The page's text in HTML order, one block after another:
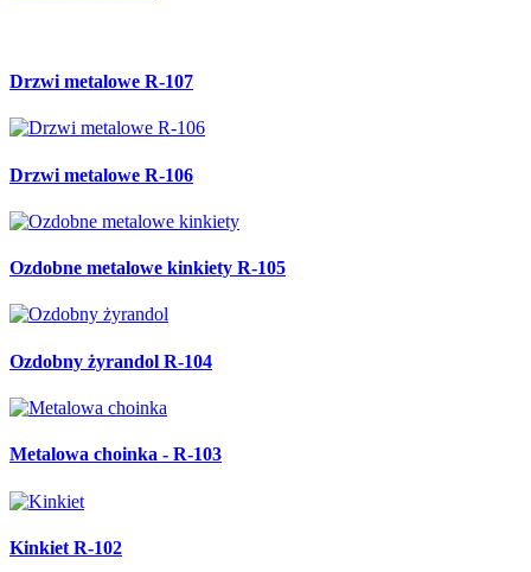
Drzwi metalowe R-107
Drzwi metalowe R-106
Ozdobne metalowe kinkiety R-105
Ozdobny żyrandol R-104
Metalowa choinka - R-103
Kinkiet R-102